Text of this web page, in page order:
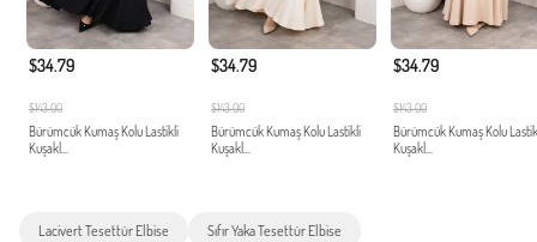
$34.79
$143.00
Bürümcük Kumaş Kolu Lastikli
Kuşakl...
$34.79
$143.00
Bürümcük Kumaş Kolu Lastikli
Kuşakl...
$34.79
$143.00
Bürümcük Kumaş Kolu
Kuşakl...
Lacivert Tesettür Elbise Sıfır Yaka Tesettür Elbise